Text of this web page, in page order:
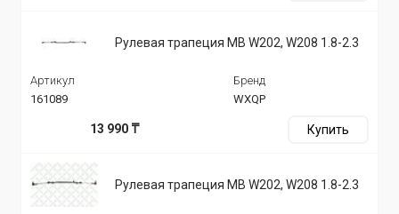
Рулевая трапеция MB W202, W208 1.8-2.3
Артикул
161089
Бренд
WXQP
13 990 ₸ Купить
Рулевая трапеция MB W202, W208 1.8-2.3